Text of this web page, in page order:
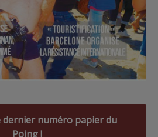
dernier numéro papier du
Poing !